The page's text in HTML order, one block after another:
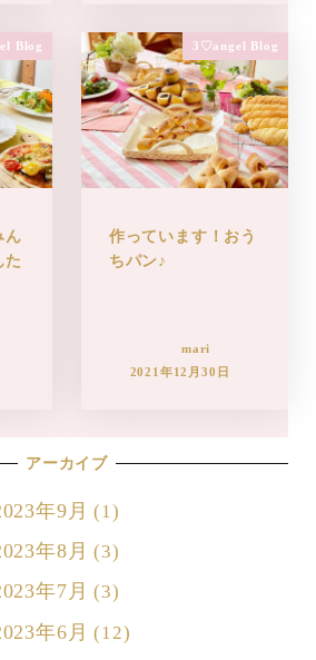
Blog
ん
た
3♡angel Blog
作っています！おう
ちパン♪
mari
2021年12月30日
アーカイブ
年9月 (1)
年8月 (3)
年7月 (3)
年6月 (12)